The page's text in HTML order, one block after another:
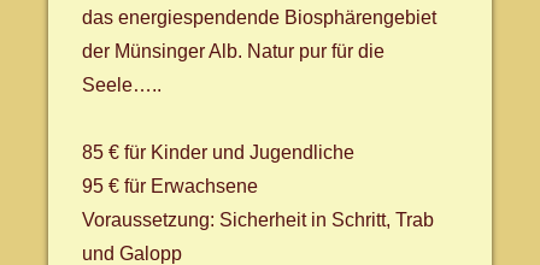
das energiespendende Biosphärengebiet
der Münsinger Alb. Natur pur für die
Seele…..
85 € für Kinder und Jugendliche
95 € für Erwachsene
Voraussetzung: Sicherheit in Schritt, Trab
und Galopp